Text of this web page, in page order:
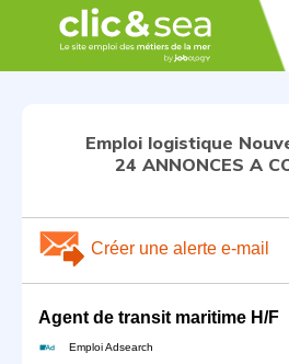
Emploi logistique
24 ANNONCES A
Créer une alerte e-mail
Agent de transit maritime H/F
Emploi Adsearch